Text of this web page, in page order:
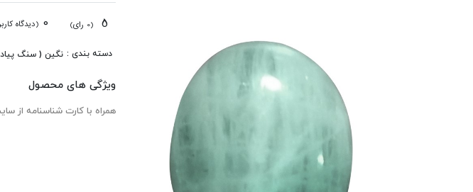
(0 رای) 0 (دیدگاه
دسته بندی : نگین ( سنگ
ویژگی های محصول
همراه با کارت شناسنامه از